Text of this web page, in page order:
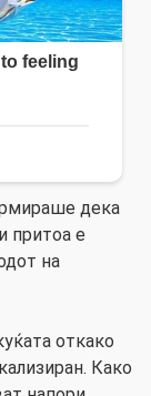
дека
притоа е
на
откако
Како